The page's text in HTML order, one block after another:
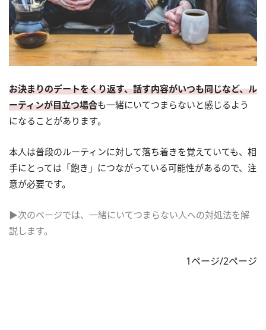
お決まりのデートをくり返す、話す内容がいつも同じなど、ル
ーティンが目立つ場合も一緒にいてつまらないと感じるよう
になることがあります。
本人は普段のルーティンに対して落ち着きを覚えていても、相
手にとっては「飽き」につながっている可能性があるので、注
意が必要です。
▶次のページでは、一緒にいてつまらない人への対処法を解
説します。
1ページ/2ページ